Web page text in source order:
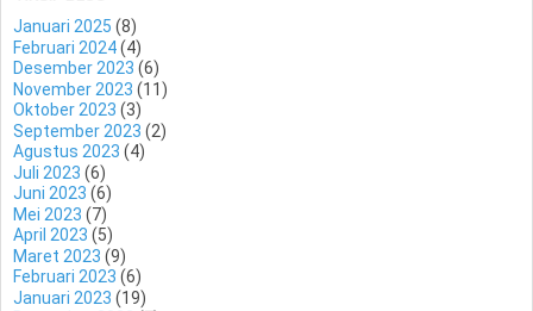
Januari 2025 (8)
Februari 2024(4)
Desember 2023 (6)
November 2023 (11)
Oktober 2023 (3)
September 2023 (2)
Agustus 2023 (4)
Juli 2023 (6)
Juni 2023 (6)
Mei 2023 (7)
April 2023 (5)
Maret 2023 (9)
Februari 2023 (6)
Januari 2023 (19)